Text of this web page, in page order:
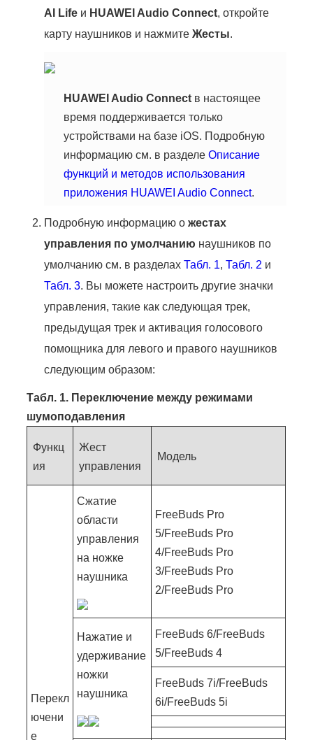
AI Life и HUAWEI Audio Connect, откройте
карту наушников и нажмитеЖесты.
HUAWEI Audio Connect в настоящее
время поддерживается только
устройствами на базе iOS. Подробную
информацию см. в разделеОписание
функций и методов использования
приложения HUAWEI Audio Connect.
Подробную информацию ожестах
управления по умолчанию наушников по
умолчанию см. в разделахТабл. 1,Табл. 2 и
Табл. 3. Вы можете настроить другие значки
управления, такие как следующая трек,
предыдущая трек и активация голосового
помощника для левого и правого наушников
следующим образом:
Табл. 1. Переключение между режимами
шумоподавления
Функц
ия
Жест
управления
Модель
Перекл
ючени
е
Сжатие
области
управления
на ножке
наушника
FreeBuds Pro
5/FreeBuds Pro
4/FreeBuds Pro
3/FreeBuds Pro
2/FreeBuds Pro
Нажатие и
удерживание
ножки
наушника
FreeBuds 6/FreeBuds
5/FreeBuds 4
FreeBuds 7i/FreeBuds
6i/FreeBuds 5i